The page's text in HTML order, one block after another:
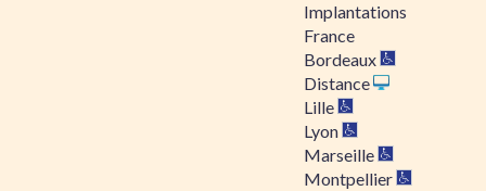
Implantations
France
Bordeaux
Distance
Lille
Lyon
Marseille
Montpellier